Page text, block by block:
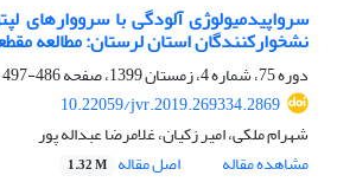
سرواپیدمیولوژی آلودگی با سرووارهای
نشخوارکنندگان استان لرستان: مطالعه
دوره 75، شماره 4، زمستان 1399، صفحه
486-497
10.22059/jvr.2019.269334.2869
شهرام ملکی، امیر زکیان، غلامرضا عبداله پور
مشاهده مقاله
اصل مقاله 1.32 M